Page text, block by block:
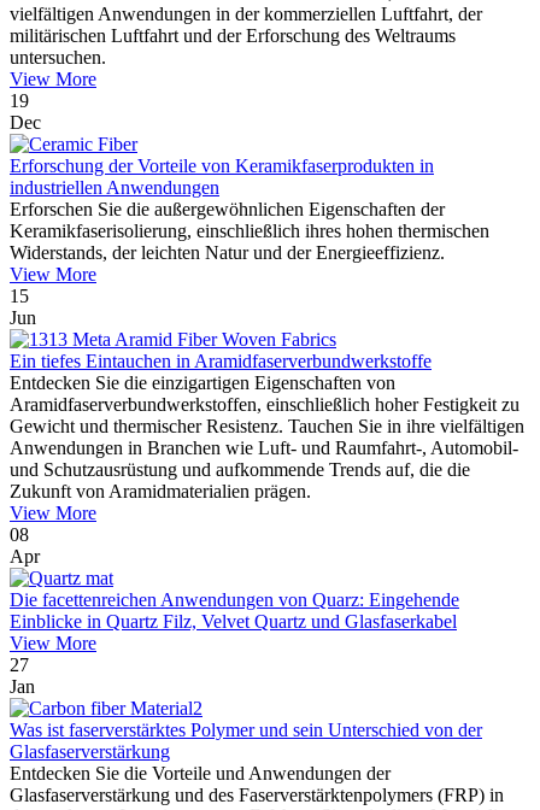
vielfältigen Anwendungen in der kommerziellen Luftfahrt, der
militärischen Luftfahrt und der Erforschung des Weltraums
untersuchen.
View More
19
Dec
Erforschung der Vorteile von Keramikfaserprodukten in
industriellen Anwendungen
Erforschen Sie die außergewöhnlichen Eigenschaften der
Keramikfaserisolierung, einschließlich ihres hohen thermischen
Widerstands, der leichten Natur und der Energieeffizienz.
View More
15
Jun
Ein tiefes Eintauchen in Aramidfaserverbundwerkstoffe
Entdecken Sie die einzigartigen Eigenschaften von
Aramidfaserverbundwerkstoffen, einschließlich hoher Festigkeit zu
Gewicht und thermischer Resistenz. Tauchen Sie in ihre vielfältigen
Anwendungen in Branchen wie Luft- und Raumfahrt-, Automobil-
und Schutzausrüstung und aufkommende Trends auf, die die
Zukunft von Aramidmaterialien prägen.
View More
08
Apr
Die facettenreichen Anwendungen von Quarz: Eingehende
Einblicke in Quartz Filz, Velvet Quartz und Glasfaserkabel
View More
27
Jan
Was ist faserverstärktes Polymer und sein Unterschied von der
Glasfaserverstärkung
Entdecken Sie die Vorteile und Anwendungen der
Glasfaserverstärkung und des Faserverstärktenpolymers (FRP) in